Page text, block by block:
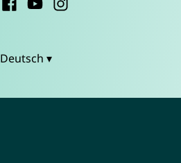
Deutsch ▾